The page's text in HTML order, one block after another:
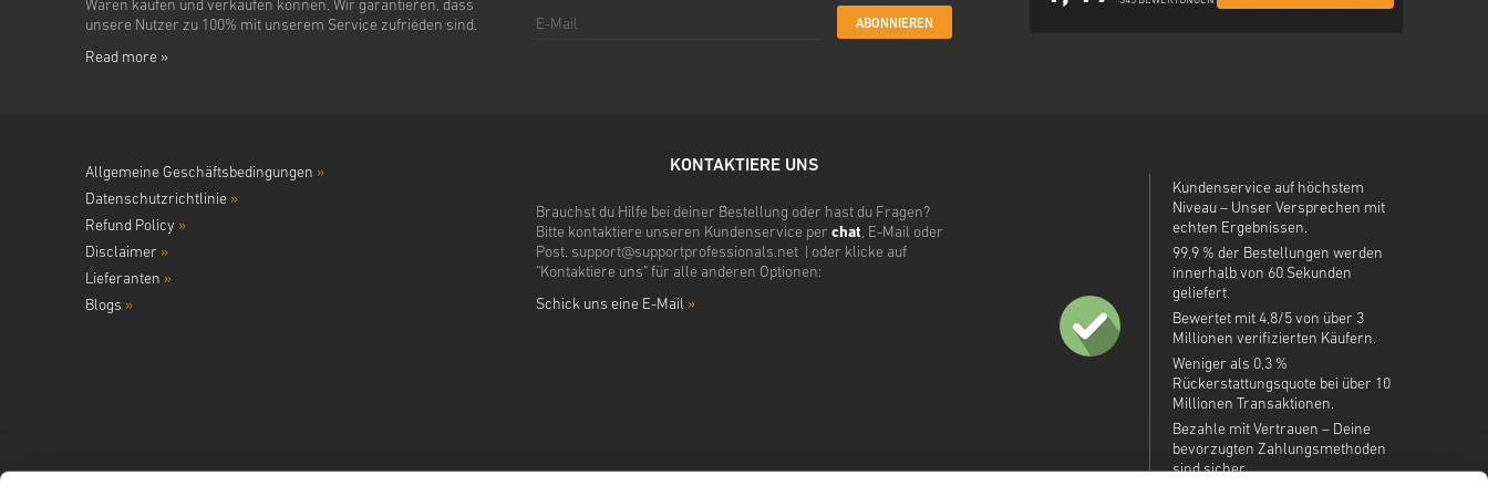
Waren kaufen und verkaufen können. Wir garantieren, dass
unsere Nutzer zu 100% mit unserem Service zufrieden sind.
Read more »
ABONNIEREN
Allgemeine Geschäftsbedingungen »
Datenschutzrichtlinie »
Refund Policy »
Disclaimer »
Lieferanten »
Blogs »
KONTAKTIERE UNS
Brauchst du Hilfe bei deiner Bestellung oder hast du Fragen?
Bitte kontaktiere unseren Kundenservice per chat, E-Mail oder
Post. support@supportprofessionals.net| oder klicke auf
"Kontaktiere uns" für alle anderen Optionen:
Schick uns eine E-Mail »
Kundenservice auf höchstem
Niveau – Unser Versprechen mit
echten Ergebnissen.
99,9 % der Bestellungen werden
innerhalb von 60 Sekunden
geliefert.
Bewertet mit 4,8/5 von über 3
Millionen verifizierten Käufern.
Weniger als 0,3 %
Rückerstattungsquote bei über 10
Millionen Transaktionen.
Bezahle mit Vertrauen – Deine
bevorzugten Zahlungsmethoden
sind sicher.